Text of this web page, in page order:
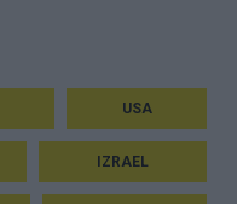
USA
IZRAEL